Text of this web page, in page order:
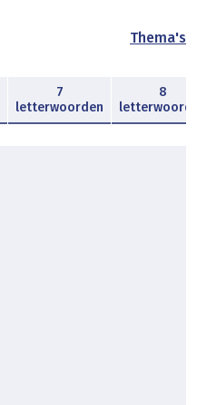
Thema's
7
letterwoorden
8